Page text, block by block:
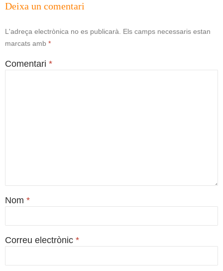
Deixa un comentari
L'adreça electrònica no es publicarà. Els camps necessaris estan
marcats amb *
Comentari *
Nom *
Correu electrònic *